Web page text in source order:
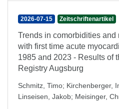
2026-07-15 Zeitschriftenartikel
Trends in comorbidities and
with first time acute
1985 and 2023 - Results of
Registry Augsburg
Schmitz, Timo; Kirchenberger,
Linseisen, Jakob; Meisinger,